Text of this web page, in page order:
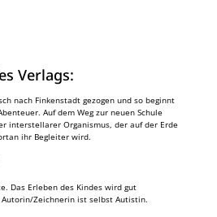
Verlags:
nach Finkenstadt gezogen und so beginnt
Auf dem Weg zur neuen Schule
interstellarer Organismus, der auf der Erde
ihr Begleiter wird.
Das Erleben des Kindes wird gut
Zeichnerin ist selbst Autistin.